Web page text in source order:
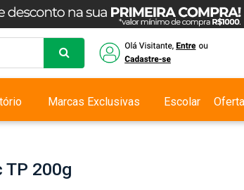
Marcas Exclusivas Escolar
200g